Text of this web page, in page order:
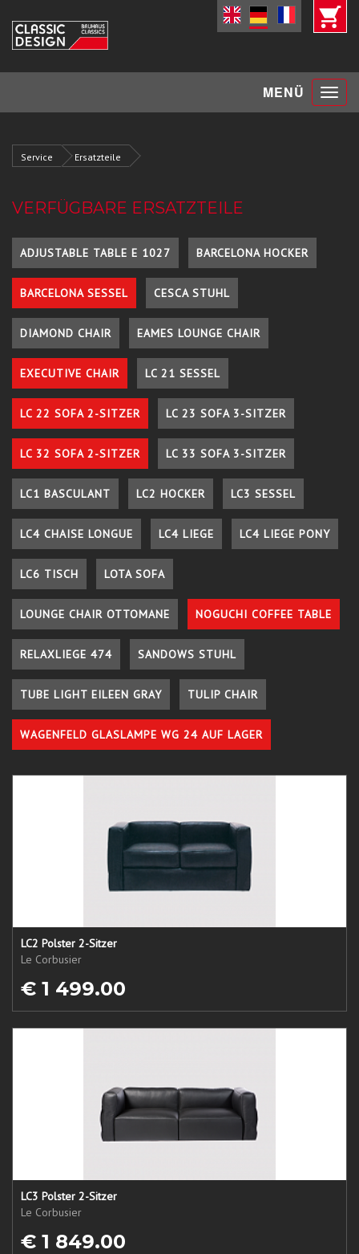
MENÜ Toggle
Service Ersatzteile
VERFÜGBARE ERSATZTEILE
ADJUSTABLE TABLE E 1027 BARCELONA HOCKER
BARCELONA SESSEL CESCA STUHL
DIAMOND CHAIR EAMES LOUNGE CHAIR
EXECUTIVE CHAIR LC 21 SESSEL
LC 22 SOFA 2-SITZER LC 23 SOFA 3-SITZER
LC 32 SOFA 2-SITZER LC 33 SOFA 3-SITZER
LC1 BASCULANT LC2 HOCKER LC3 SESSEL
LC4 CHAISE LONGUE LC4 LIEGE LC4 LIEGE PONY
LC6 TISCH LOTA SOFA
LOUNGE CHAIR OTTOMANE NOGUCHI COFFEE TABLE
RELAXLIEGE 474 SANDOWS STUHL
TUBE LIGHT EILEEN GRAY TULIP CHAIR
WAGENFELD GLASLAMPE WG 24 AUF LAGER
LC2 Polster 2-Sitzer
Le Corbusier
€ 1 499.00
LC3 Polster 2-Sitzer
Le Corbusier
€ 1 849.00